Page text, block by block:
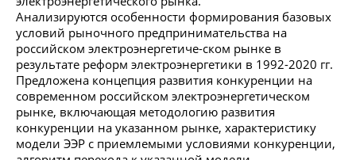
Анализируются особенности формирования базовых
условий рыночного предпринимательства на
российском электроэнергетиче-ском рынке в
результате реформ электроэнергетики в 1992-2020 гг.
Предложена концепция развития конкуренции на
современном российском электроэнергетическом
рынке, включающая методологию развития
конкуренции на указанном рынке, характеристику
модели ЭЭР с приемлемыми условиями конкуренции,